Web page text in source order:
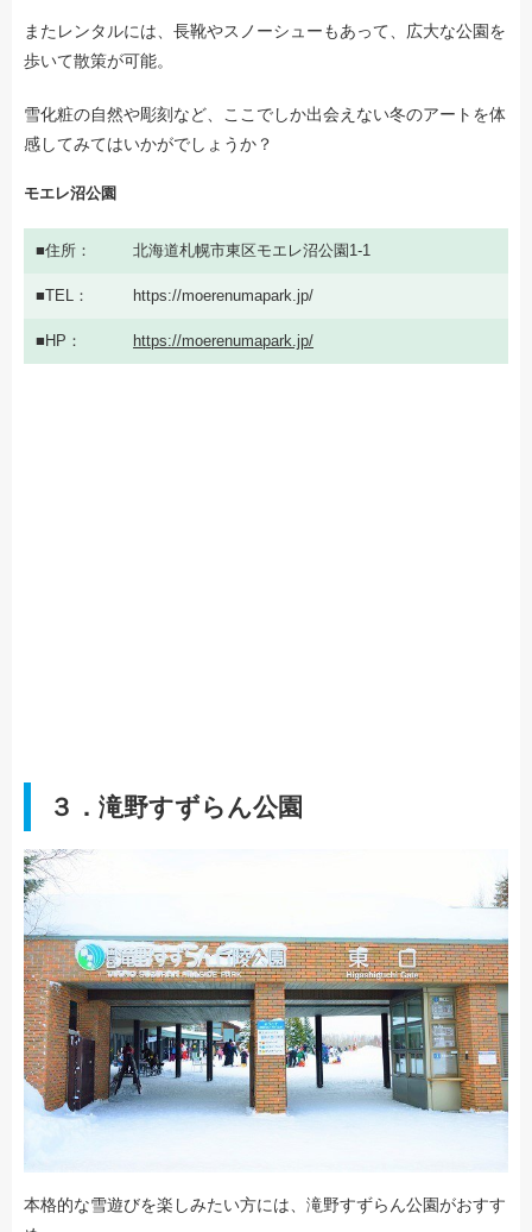
またレンタルには、長靴やスノーシューもあって、広大な公園を
歩いて散策が可能。
雪化粧の自然や彫刻など、ここでしか出会えない冬のアートを体
感してみてはいかがでしょうか？
モエレ沼公園
住所 北海道札幌市東区モエレ沼公園1-1
TEL https://moerenumapark.jp/
HP https://moerenumapark.jp/
３．滝野すずらん公園
本格的な雪遊びを楽しみたい方には、滝野すずらん公園がおすす